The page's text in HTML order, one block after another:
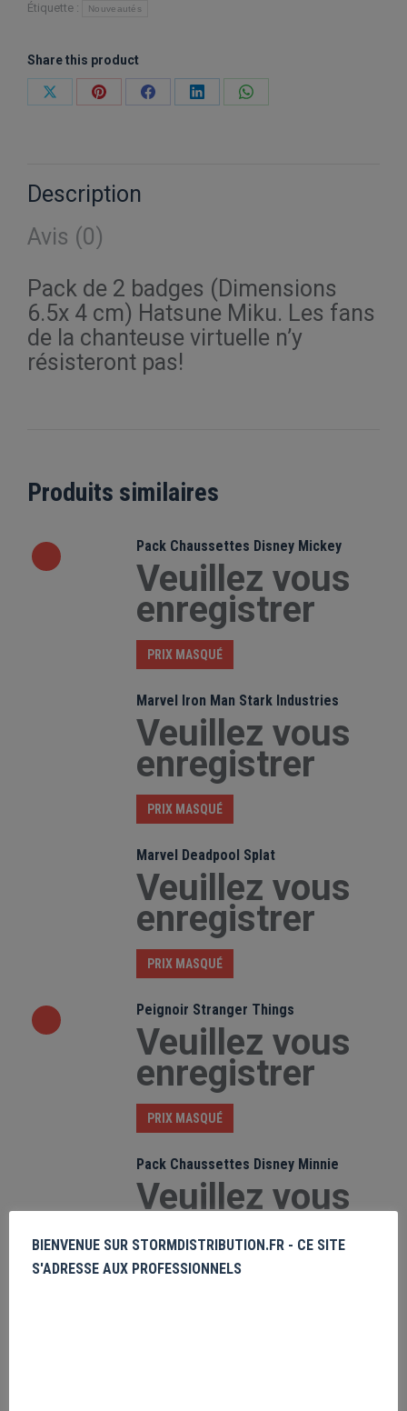
Étiquette :
Nouveautés
Share this product
PartagerPartagerPartagerPartagerPartager
Description
Avis (0)
Pack de 2 badges (Dimensions
6.5x 4 cm) Hatsune Miku. Les fans
de la chanteuse virtuelle n’y
résisteront pas!
Produits similaires
Pack Chaussettes Disney Mickey
Veuillez vous
enregistrer
PRIX MASQUÉ
Marvel Iron Man Stark Industries
Veuillez vous
enregistrer
PRIX MASQUÉ
Marvel Deadpool Splat
Veuillez vous
enregistrer
PRIX MASQUÉ
Peignoir Stranger Things
Veuillez vous
enregistrer
PRIX MASQUÉ
Pack Chaussettes Disney Minnie
Veuillez vous
enregistrer
PRIX MASQUÉ
BIENVENUE SUR STORMDISTRIBUTION.FR - CE SITE
S'ADRESSE AUX PROFESSIONNELS